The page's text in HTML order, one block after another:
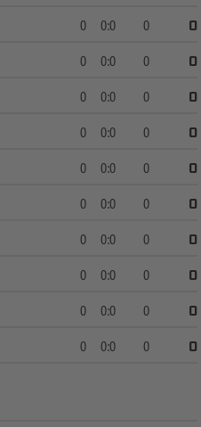
0 0:0 0
0
0 0:0 0
0
0 0:0 0
0
0 0:0 0
0
0 0:0 0
0
0 0:0 0
0
0 0:0 0
0
0 0:0 0
0
0 0:0 0
0
0 0:0 0 0